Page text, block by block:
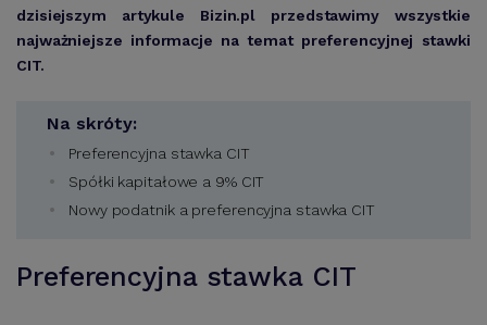
dzisiejszym artykule Bizin.pl przedstawimy wszystkie
najważniejsze informacje na temat preferencyjnej stawki
CIT.
Na skróty:
Preferencyjna stawka CIT
Spółki kapitałowe a 9% CIT
Nowy podatnik a preferencyjna stawka CIT
Preferencyjna stawka CIT